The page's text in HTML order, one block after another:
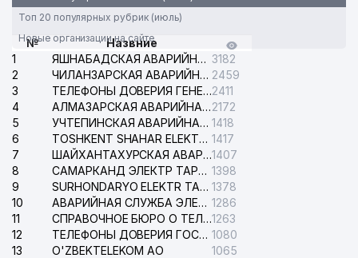
Топ 20 популярных рубрик (июль)
Новые организации на сайте
№
Назвние
1
ЯШНАБАДСКАЯ АВАРИЙНАЯ СЛУЖБА ЭЛЕКТРОСЕТИ 3182
2
ЧИЛАНЗАРСКАЯ АВАРИЙНАЯ СЛУЖБА ЭЛЕКТРОСЕТИ 2459
3
ТЕЛЕФОНЫ ДОВЕРИЯ ГЕНЕРАЛЬНОЙ ПРОКУРАТУРЫ РЕСПУБЛИКИ УЗБЕКИСТАН2411
4
АЛМАЗАРСКАЯ АВАРИЙНАЯ СЛУЖБА ЭЛЕКТРОСЕТИ2172
5
УЧТЕПИНСКАЯ АВАРИЙНАЯ СЛУЖБА ЭЛЕКТРОСЕТИ 1418
6
TOSHKENT SHAHAR ELEKTR TARMOQLARI KORXONASI АО 1417
7
ШАЙХАНТАХУРСКАЯ АВАРИЙНАЯ СЛУЖБА ЭЛЕКТРОСЕТИ1407
8
САМАРКАНД ЭЛЕКТР ТАРМОКЛАРИ АО 1398
9
SURHONDARYO ELEKTR TARMOKLARI АО 1378
10
АВАРИЙНАЯ СЛУЖБА ЭЛЕКТРОСЕТИ ТАШКЕНТСКОГО РАЙОНА 1286
11
СПРАВОЧНОЕ БЮРО О ТЕЛЕФОНАХ ОРГАНИЗАЦИЙ г. ТАШКЕНТА1263
12
ТЕЛЕФОНЫ ДОВЕРИЯ ГОСУДАРСТВЕННОГО ЦЕНТРА ТЕСТИРОВАНИЯ 1080
13
O'ZBEKTELEKOM АО
1065